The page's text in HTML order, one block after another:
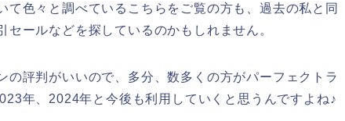
て色々と調べているこちらをご覧の方も、過去の私と同
セールなどを探しているのかもしれません。
の評判がいいので、多分、数多くの方がパーフェクトラ
年、2024年と今後も利用していくと思うんですよね♪